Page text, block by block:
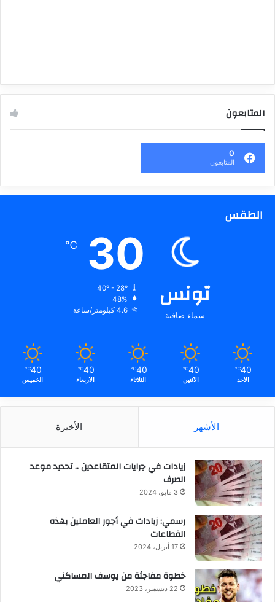
المتابعون
0
المتابعون
الطقس
تونس
سماء صافية
30
℃
48%
4.6 كيلومتر/ساعة
40
℃
الأحد
40
℃
الأثنين
40
℃
الثلاثاء
40
℃
الأربعاء
40
℃
الخميس
الأشهر الأخيرة
زيادات في جرايات المتقاعدين .. تحديد موعد
الصرف
3 مايو، 2024
رسمي: زيادات في أجور العاملين بهذه
القطاعات
17 أبريل، 2024
خطوة مفاجئة من يوسف المساكني
22 ديسمبر، 2023